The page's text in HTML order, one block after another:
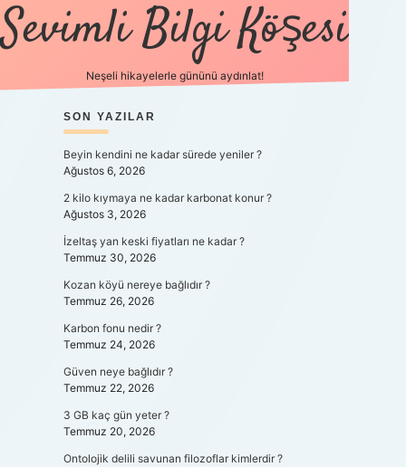
Sevimli Bilgi Köşesi
Neşeli hikayelerle gününü aydınlat!
SIDEBAR
SON YAZILAR
Beyin kendini ne kadar sürede yeniler ?
Ağustos 6, 2026
2 kilo kıymaya ne kadar karbonat konur ?
Ağustos 3, 2026
İzeltaş yan keski fiyatları ne kadar ?
Temmuz 30, 2026
Kozan köyü nereye bağlıdır ?
Temmuz 26, 2026
Karbon fonu nedir ?
Temmuz 24, 2026
Güven neye bağlıdır ?
Temmuz 22, 2026
3 GB kaç gün yeter ?
Temmuz 20, 2026
Ontolojik delili savunan filozoflar kimlerdir ?